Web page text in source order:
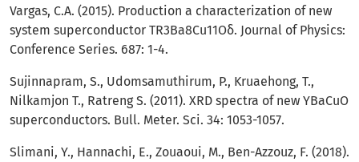
Vargas, C.A. (2015). Production a characterization of new
system superconductor TR3Ba8Cu11Oδ. Journal of Physics:
Conference Series. 687: 1-4.
Sujinnapram, S., Udomsamuthirum, P., Kruaehong, T.,
Nilkamjon T., Ratreng S. (2011). XRD spectra of new YBaCuO
superconductors. Bull. Meter. Sci. 34: 1053-1057.
Slimani, Y., Hannachi, E., Zouaoui, M., Ben-Azzouz, F. (2018).